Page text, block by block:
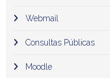
Webmail
Consultas Públicas
Moodle